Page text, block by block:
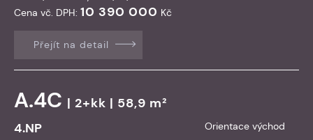
Cena vč. DPH: 10 390 000 Kč
Přejít na detail
A.4C | 2+kk | 58,9 m²
4.NP
Orientace východ